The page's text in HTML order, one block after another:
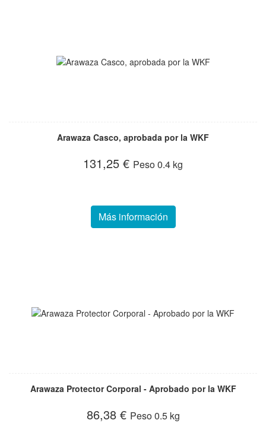
Arawaza Casco, aprobada por la WKF
131,25 € Peso0.4 kg
Más información
Arawaza Protector Corporal - Aprobado por la WKF
86,38 € Peso0.5 kg